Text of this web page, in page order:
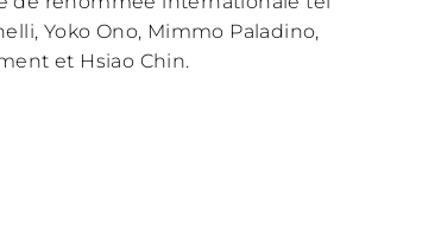
Yoko Ono, Mimmo Paladino,
et Hsiao Chin.